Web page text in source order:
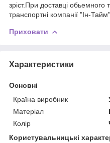
зріст.При доставці
транспортні компанії "Ін-
Приховати
Характеристики
Основні
Країна виробник
Матеріал
Колір
Користувальницькі